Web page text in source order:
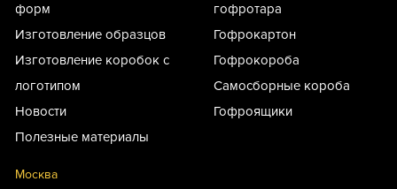
форм
Изготовление образцов
Изготовление коробок с
логотипом
Новости
Полезные материалы
гофротара
Гофрокартон
Гофрокороба
Самосборные короба
Гофроящики
Москва